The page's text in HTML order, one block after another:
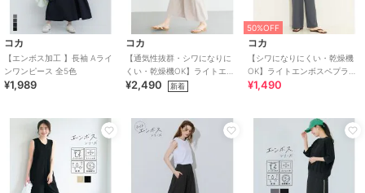
コカ
【エンボス加工 】長袖 Aライ
ンワンピース 全5色
¥1,989
コカ
【通気性抜群・シワになりに
くい・乾燥機OK】ライトエン
ボスワイドシルエットワンピ
¥2,490 新着
50%OFF
コカ
【シワになりにくい・乾燥機
OK】ライトエンボスペプラム
オールインワン 全2色
¥1,490